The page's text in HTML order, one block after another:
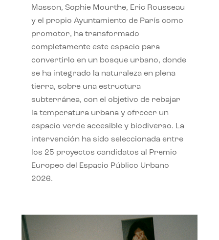
Masson, Sophie Mourthe, Eric Rousseau
y el propio Ayuntamiento de París como
promotor, ha transformado
completamente este espacio para
convertirlo en un bosque urbano, donde
se ha integrado la naturaleza en plena
tierra, sobre una estructura
subterránea, con el objetivo de rebajar
la temperatura urbana y ofrecer un
espacio verde accesible y biodiverso. La
intervención ha sido seleccionada entre
los 25 proyectos candidatos al Premio
Europeo del Espacio Público Urbano
2026.